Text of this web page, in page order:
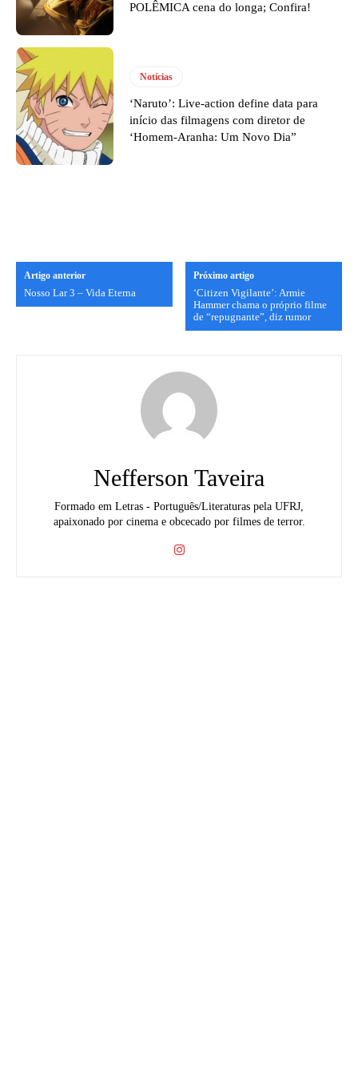
POLÊMICA cena do longa; Confira!
Notícias
‘Naruto’: Live-action define data para
início das filmagens com diretor de
‘Homem-Aranha: Um Novo Dia”
Artigo anterior
Nosso Lar 3 – Vida Eterna
Próximo artigo
‘Citizen Vigilante’: Armie
Hammer chama o próprio filme
de “repugnante”, diz rumor
Nefferson Taveira
Formado em Letras - Português/Literaturas pela UFRJ,
apaixonado por cinema e obcecado por filmes de terror.